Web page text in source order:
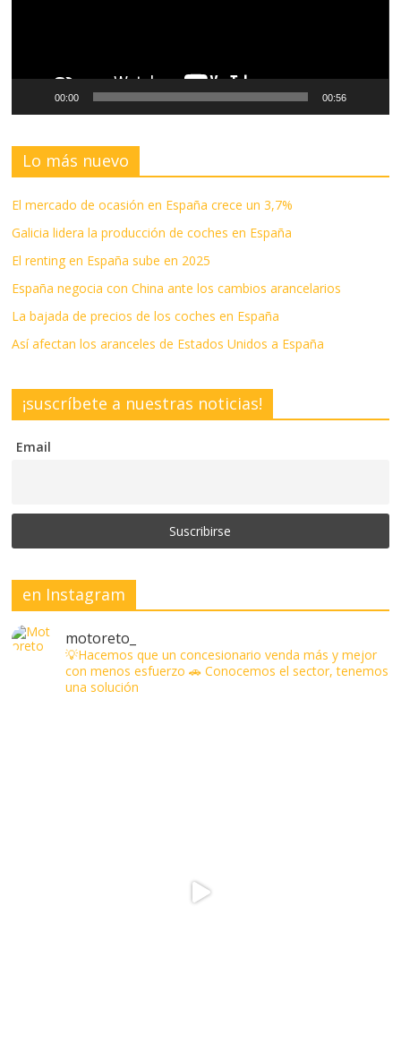
00:00 00:56
Lo más nuevo
El mercado de ocasión en España crece un 3,7%
Galicia lidera la producción de coches en España
El renting en España sube en 2025
España negocia con China ante los cambios arancelarios
La bajada de precios de los coches en España
Así afectan los aranceles de Estados Unidos a España
¡suscríbete a nuestras noticias!
Email
en Instagram
motoreto_
💡Hacemos que un concesionario venda más y mejor
con menos esfuerzo 🚗 Conocemos el sector, tenemos
una solución